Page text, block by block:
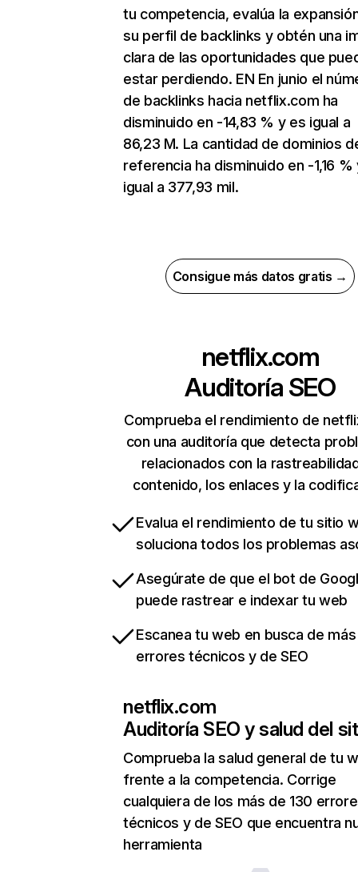
tu competencia, evalúa la
su perfil de backlinks y obtén una
clara de las oportunidades que
estar perdiendo. EN En junio el
de backlinks hacia netflix.com ha
disminuido en -14,83 % y es igual a
86,23 M. La cantidad de dominios
referencia ha disminuido en -1,16 %
igual a 377,93 mil.
Consigue más datos gratis →
netflix.com
Auditoría SEO
Comprueba el rendimiento de
con una auditoría que detecta
relacionados con la
contenido, los enlaces y la
Evalua el rendimiento de tu sitio
soluciona todos los problemas
Asegúrate de que el bot de
puede rastrear e indexar tu web
Escanea tu web en busca de
errores técnicos y de SEO
netflix.com
Auditoría SEO y salud del
Comprueba la salud general de tu
frente a la competencia. Corrige
cualquiera de los más de 130
técnicos y de SEO que encuentra
herramienta